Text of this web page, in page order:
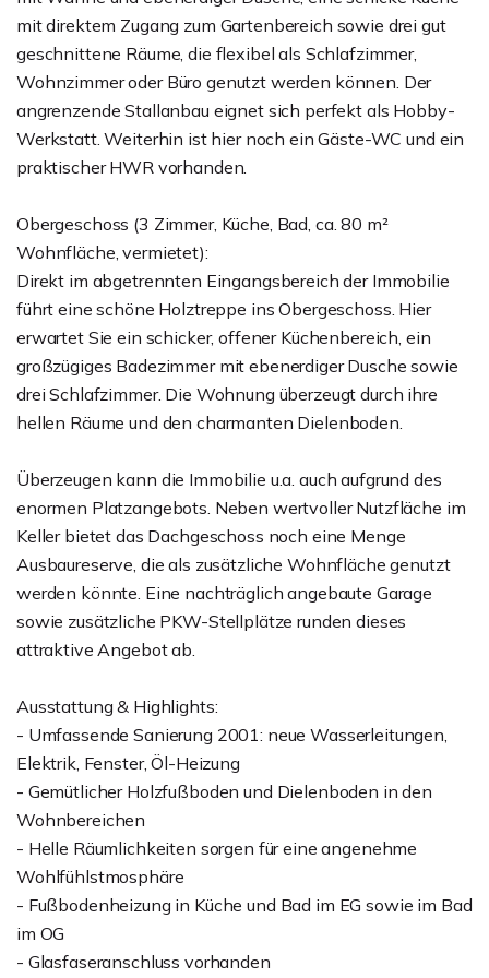
mit direktem Zugang zum Gartenbereich sowie drei gut
geschnittene Räume, die flexibel als Schlafzimmer,
Wohnzimmer oder Büro genutzt werden können. Der
angrenzende Stallanbau eignet sich perfekt als Hobby-
Werkstatt. Weiterhin ist hier noch ein Gäste-WC und ein
praktischer HWR vorhanden.
Obergeschoss (3 Zimmer, Küche, Bad, ca. 80 m²
Wohnfläche, vermietet):
Direkt im abgetrennten Eingangsbereich der Immobilie
führt eine schöne Holztreppe ins Obergeschoss. Hier
erwartet Sie ein schicker, offener Küchenbereich, ein
großzügiges Badezimmer mit ebenerdiger Dusche sowie
drei Schlafzimmer. Die Wohnung überzeugt durch ihre
hellen Räume und den charmanten Dielenboden.
Überzeugen kann die Immobilie u.a. auch aufgrund des
enormen Platzangebots. Neben wertvoller Nutzfläche im
Keller bietet das Dachgeschoss noch eine Menge
Ausbaureserve, die als zusätzliche Wohnfläche genutzt
werden könnte. Eine nachträglich angebaute Garage
sowie zusätzliche PKW-Stellplätze runden dieses
attraktive Angebot ab.
Ausstattung & Highlights:
- Umfassende Sanierung 2001: neue Wasserleitungen,
Elektrik, Fenster, Öl-Heizung
- Gemütlicher Holzfußboden und Dielenboden in den
Wohnbereichen
- Helle Räumlichkeiten sorgen für eine angenehme
Wohlfühlstmosphäre
- Fußbodenheizung in Küche und Bad im EG sowie im Bad
im OG
- Glasfaseranschluss vorhanden